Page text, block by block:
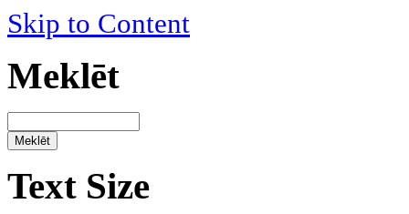
Skip to Content
Meklēt
Text Size